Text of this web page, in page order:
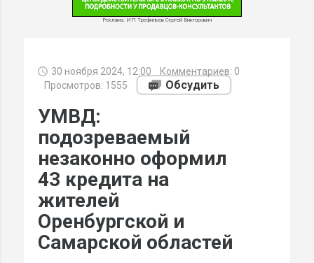
Реклама. ИП Трефильев Сергей Викторович
30 ноября 2024, 12:00 Комментариев: 0
Просмотров: 1555
Обсудить
УМВД:
подозреваемый
незаконно оформил
43 кредита на
жителей
Оренбургской и
Самарской областей